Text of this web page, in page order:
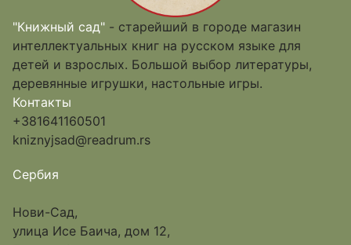
"Книжный сад" - старейший в городе магазин
интеллектуальных книг на русском языке для
детей и взрослых. Большой выбор литературы,
деревянные игрушки, настольные игры.
Контакты
+381641160501
kniznyjsad@readrum.rs
Сербия
Нови-Сад,
улица Исе Баича, дом 12,